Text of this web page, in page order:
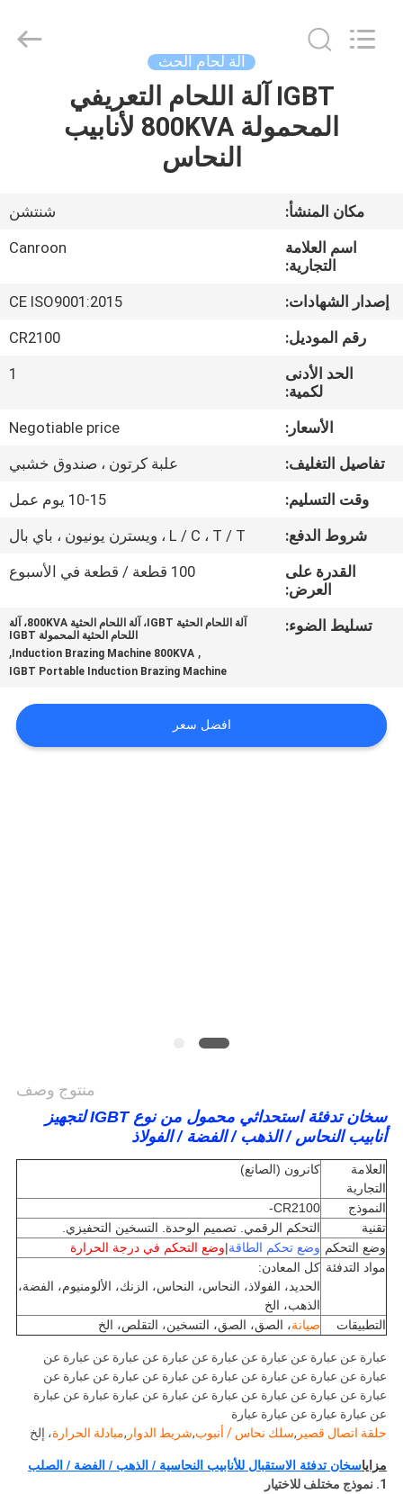
حول
جولة
المعمل
الجودة
اتصل
اقتباس
الموقع
Appliances
آلة لحام الحث
IGBT آلة اللحام التعريفي
المحمولة 800KVA لأنابيب
النحاس
مكان المنشأ:
شنتشن
اسم العلامة
التجارية:
Canroon
إصدار الشهادات:
CE ISO9001:2015
رقم الموديل:
CR2100
الحد الأدنى
لكمية:
1
الأسعار:
Negotiable price
تفاصيل التغليف:
علبة كرتون ، صندوق خشبي
وقت التسليم:
10-15 يوم عمل
شروط الدفع:
L / C ، T / T ، ويسترن يونيون ، باي بال
القدرة على
العرض:
100 قطعة / قطعة في الأسبوع
تسليط الضوء:
آلة اللحام الحثية IGBT، آلة اللحام الحثية 800KVA، آلة
اللحام الحثية المحمولة IGBT
,
Induction Brazing Machine 800KVA
,
IGBT Portable Induction Brazing Machine
افضل سعر
منتوج وصف
سخان تدفئة استحداثي محمول من نوع IGBT لتجهيز
أنابيب النحاس / الذهب / الفضة / الفولاذ
العلامة
التجارية
كانرون (الصانع)
النموذج
CR2100-
تقنية
التحكم الرقمي. تصميم الوحدة. التسخين التحفيزي.
وضع التحكم وضع تحكم الطاقة|وضع التحكم في درجة الحرارة
مواد التدفئة كل المعادن:
الحديد، الفولاذ، النحاس، النحاس، الزنك، الألومنيوم، الفضة،
الذهب، الخ
التطبيقات
صيانة، الصق، الصق، التسخين، التقلص، الخ
عبارة عن عبارة عن عبارة عن عبارة عن عبارة عن عبارة عن عبارة عن
عبارة عن عبارة عن عبارة عن عبارة عن عبارة عن عبارة عن عبارة عن
عبارة عن عبارة عن عبارة عن عبارة عن عبارة عن عبارة عبارة عن عبارة
عن عبارة عبارة عن عبارة عبارة
حلقة اتصال قصير ,سلك نحاس / أنبوب,شريط الدوار ,مبادلة الحرارة، إلخ
مزاياسخان تدفئة الاستقبال للأنابيب النحاسية / الذهب / الفضة / الصلب
1. نموذج مختلف للاختيار